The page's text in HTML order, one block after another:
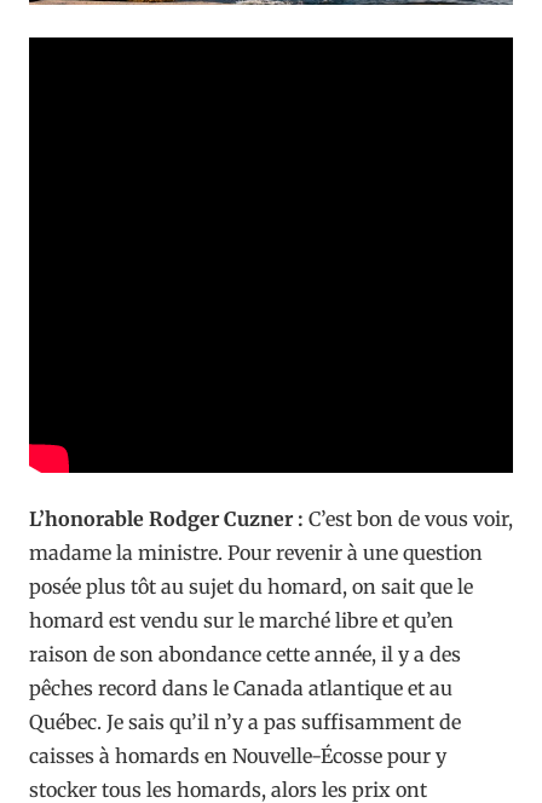
L’honorable Rodger Cuzner : C’est bon de vous voir,
madame la ministre. Pour revenir à une question
posée plus tôt au sujet du homard, on sait que le
homard est vendu sur le marché libre et qu’en
raison de son abondance cette année, il y a des
pêches record dans le Canada atlantique et au
Québec. Je sais qu’il n’y a pas suffisamment de
caisses à homards en Nouvelle-Écosse pour y
stocker tous les homards, alors les prix ont